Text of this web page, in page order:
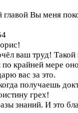
главой Вы меня
ваш труд!
крайней мере
вас за это.
получаешь
грех!
знаний. И это